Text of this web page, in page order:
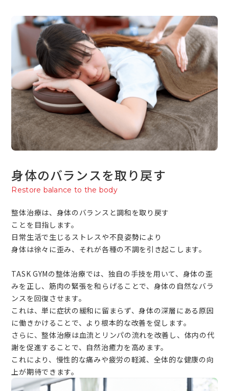
身体のバランスを取り戻す
Restore balance to the body
整体治療は、身体のバランスと調和を取り戻す
ことを目指します。
日常生活で生じるストレスや不良姿勢により
身体は徐々に歪み、それが各種の不調を引き起こします。
TASK GYMの整体治療では、独自の手技を用いて、身体の歪
みを正し、筋肉の緊張を和らげることで、身体の自然なバラ
ンスを回復させます。
これは、単に症状の緩和に留まらず、身体の深層にある原因
に働きかけることで、より根本的な改善を促します。
さらに、整体治療は血流とリンパの流れを改善し、体内の代
謝を促進することで、自然治癒力を高めます。
これにより、慢性的な痛みや疲労の軽減、全体的な健康の向
上が期待できます。